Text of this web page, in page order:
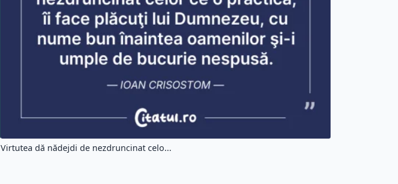
Virtutea dă nădejdi de nezdruncinat celo...